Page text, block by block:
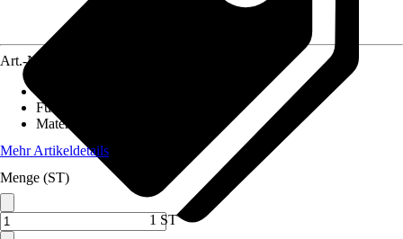
Art.-Nr.
Funktionen
Material
Mehr Artikeldetails
Menge (ST)
1 ST